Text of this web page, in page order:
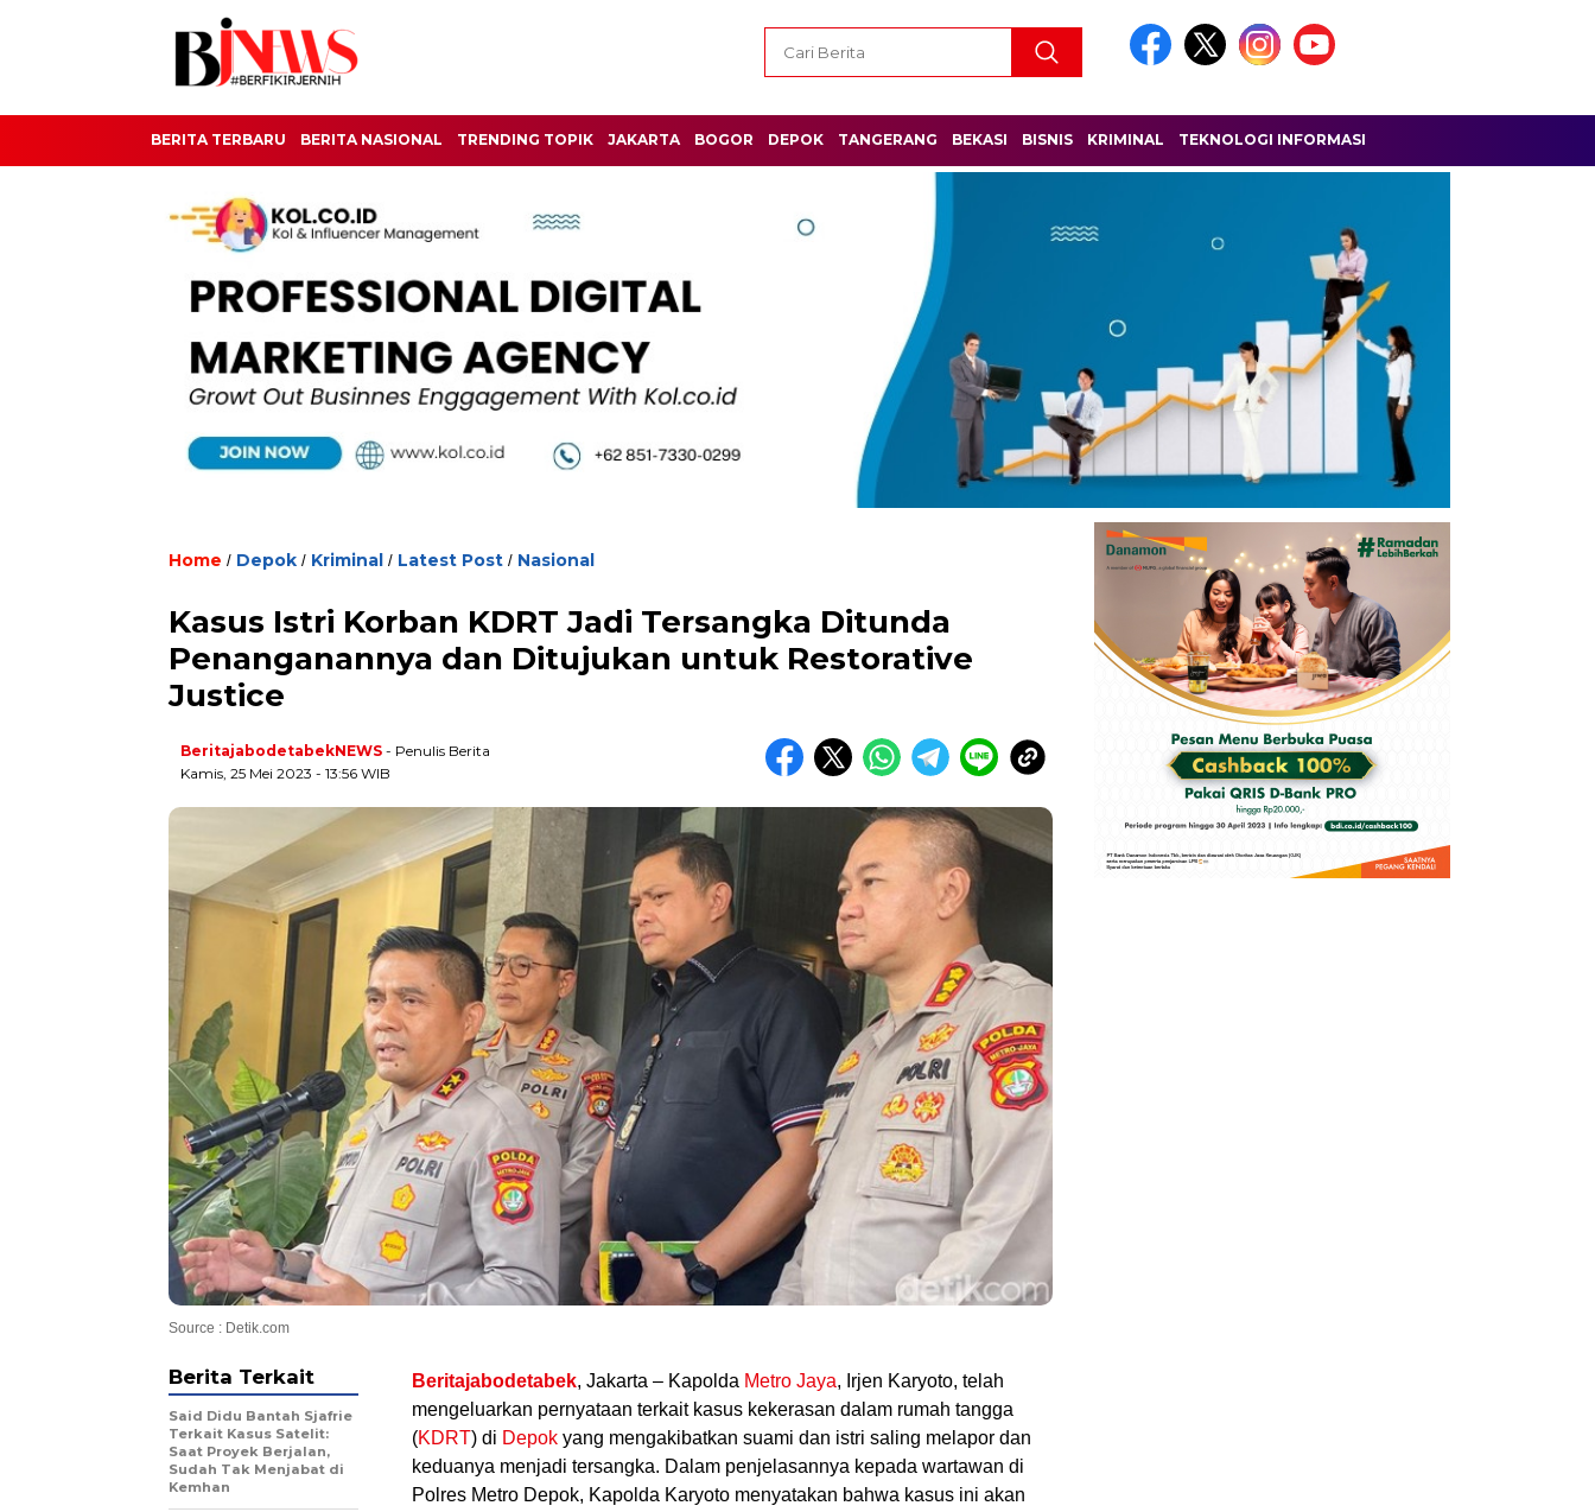
BERITA TERBARU BERITA NASIONAL TRENDING TOPIK JAKARTA BOGOR DEPOK TANGERANG BEKASI BISNIS KRIMINAL TEKNOLOGI INFORMASI
Home / Depok / Kriminal / Latest Post / Nasional
Kasus Istri Korban KDRT Jadi Tersangka Ditunda
Penanganannya dan Ditujukan untuk Restorative
Justice
BeritajabodetabekNEWS - Penulis Berita
Kamis, 25 Mei 2023 - 13:56 WIB
Source : Detik.com
Beritajabodetabek, Jakarta – Kapolda Metro Jaya, Irjen Karyoto, telah
mengeluarkan pernyataan terkait kasus kekerasan dalam rumah tangga
(KDRT) di Depok yang mengakibatkan suami dan istri saling melapor dan
keduanya menjadi tersangka. Dalam penjelasannya kepada wartawan di
Polres Metro Depok, Kapolda Karyoto menyatakan bahwa kasus ini akan
Berita Terkait
Said Didu Bantah Sjafrie
Terkait Kasus Satelit:
Saat Proyek Berjalan,
Sudah Tak Menjabat di
Kemhan